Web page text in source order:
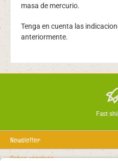
masa de mercurio.
Tenga en cuenta las
anteriormente.
Fast
Newsletter
Sobre nosotros